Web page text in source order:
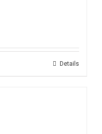
Details